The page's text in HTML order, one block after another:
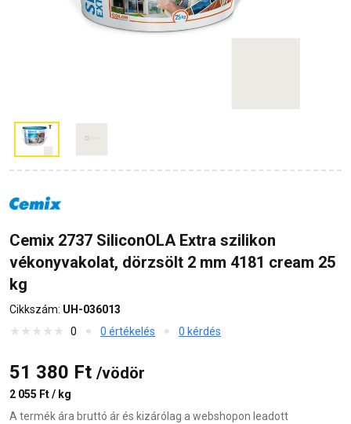
Cemix 2737 SiliconOLA Extra szilikon
vékonyvakolat, dörzsölt 2 mm 4181 cream 25
kg
Cikkszám: UH-036013
0
0 értékelés 0 kérdés
51 380 Ft /vödör
2 055 Ft / kg
A termék ára bruttó ár és kizárólag a webshopon leadott